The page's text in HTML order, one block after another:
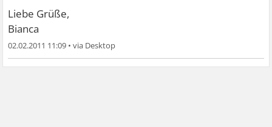
Liebe Grüße,
Bianca
02.02.2011 11:09 •